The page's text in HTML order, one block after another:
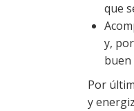
que
y,
buen
Por
y